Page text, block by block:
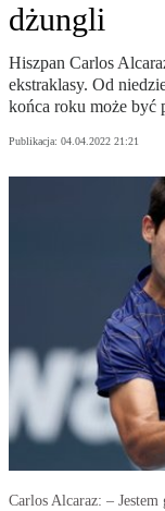
dżungli
Hiszpan Carlos
ekstraklasy. Od
końca roku może być
Publikacja: 04.04.2022 21:21
Carlos Alcaraz: –